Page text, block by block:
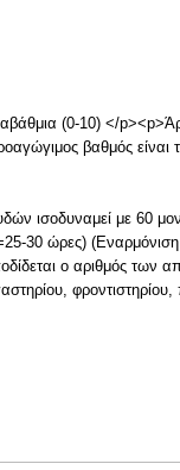
(0-10) </
βαθμός είναι
ισοδυναμεί με 60
30 ώρες) (Εναρμόνιση
ο αριθμός των